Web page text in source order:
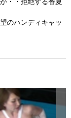
夏子の成長を温か
ラーに病院送りに
香夏子が見守る
失望した香夏子は
用の新技を繰り出
夏子の関節技で落
。再度対面する2
・・拒絶する香夏